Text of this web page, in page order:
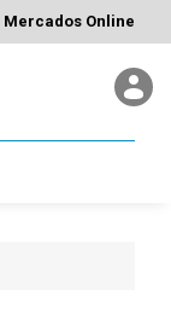
Mercados Online